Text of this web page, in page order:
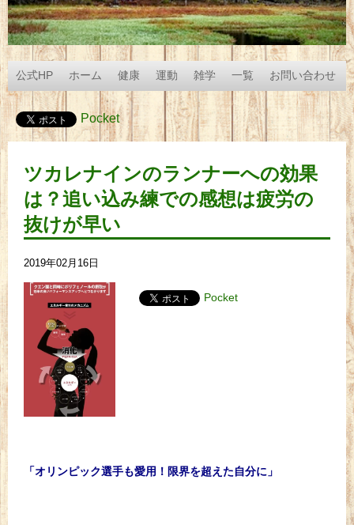
公式HP ホーム 健康 運動 雑学 一覧 お問い合わせ
Pocket
ツカレナインのランナーへの効果
は？追い込み練での感想は疲労の
抜けが早い
2019年02月16日
Pocket
「オリンピック選手も愛用！限界を超えた自分に」